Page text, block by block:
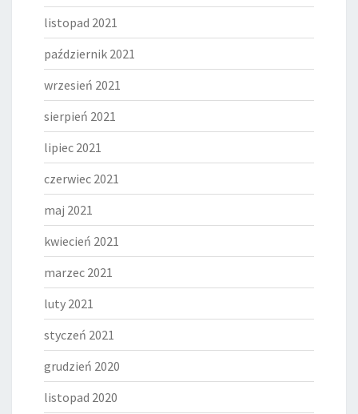
listopad 2021
październik 2021
wrzesień 2021
sierpień 2021
lipiec 2021
czerwiec 2021
maj 2021
kwiecień 2021
marzec 2021
luty 2021
styczeń 2021
grudzień 2020
listopad 2020